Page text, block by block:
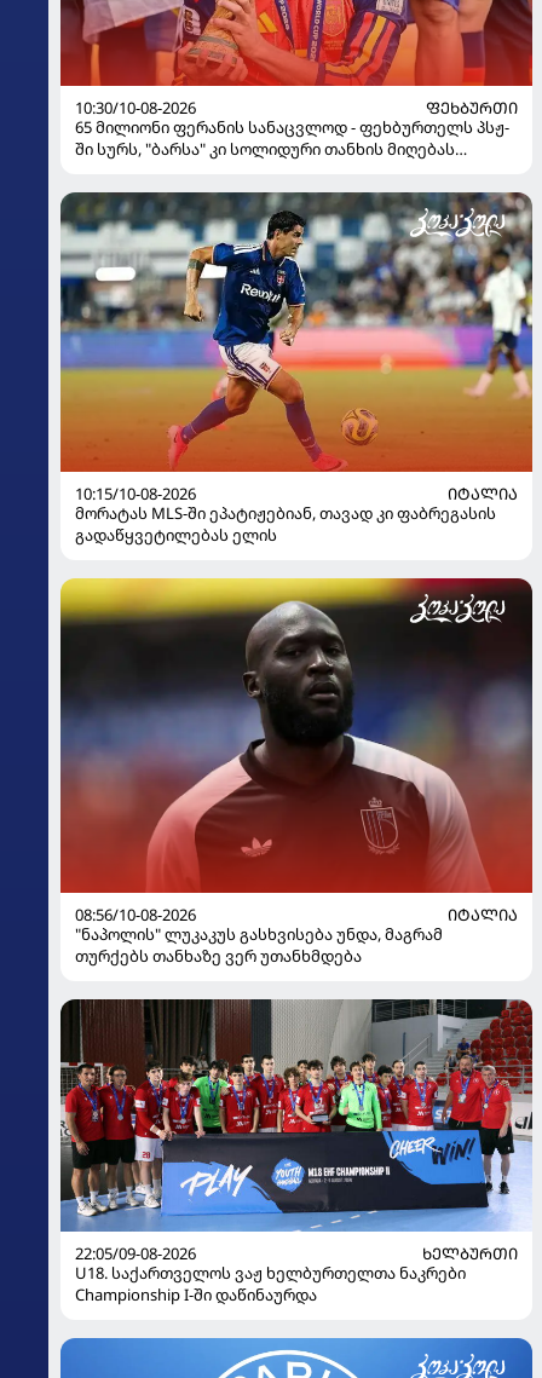
10:30/10-08-2026
ᲤᲔᲮᲑᲣᲠᲗᲘ
65 მილიონი ფერანის სანაცვლოდ - ფეხბურთელს პსჟ-
ში სურს, "ბარსა" კი სოლიდური თანხის მიღებას
10:15/10-08-2026
ᲘᲢᲐᲚᲘᲐ
მორატას MLS-ში ეპატიჟებიან, თავად კი ფაბრეგასის
გადაწყვეტილებას ელის
08:56/10-08-2026
ᲘᲢᲐᲚᲘᲐ
"ნაპოლის" ლუკაკუს გასხვისება უნდა, მაგრამ
თურქებს თანხაზე ვერ უთანხმდება
22:05/09-08-2026
ᲮᲔᲚᲑᲣᲠᲗᲘ
U18. საქართველოს ვაჟ ხელბურთელთა ნაკრები
Championship I-ში დაწინაურდა